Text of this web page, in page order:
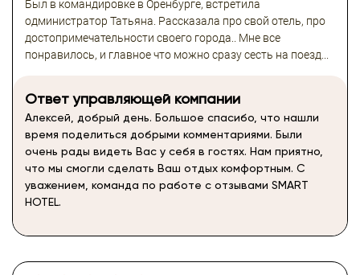
Был в командировке в Оренбурге, встретила
одминистратор Татьяна. Рассказала про свой отель, про
достопримечательности своего города.. Мне все
понравилось, и главное что можно сразу сесть на поезд...
Ответ управляющей компании
Алексей, добрый день. Большое спасибо, что нашли
время поделиться добрыми комментариями. Были
очень рады видеть Вас у себя в гостях. Нам приятно,
что мы смогли сделать Ваш отдых комфортным. С
уважением, команда по работе с отзывами SMART
HOTEL.